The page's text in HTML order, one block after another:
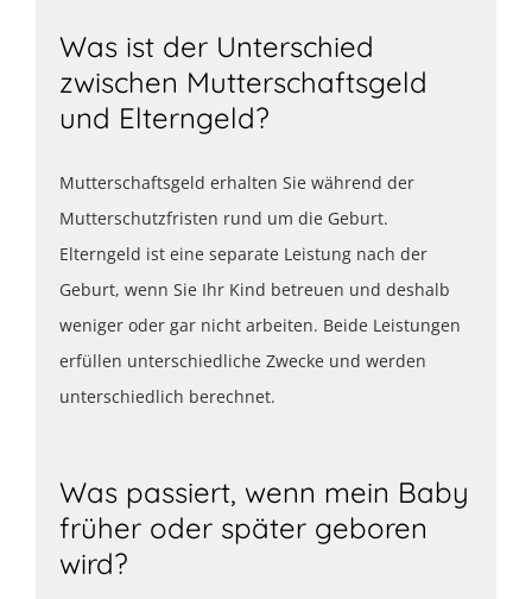
Was ist der Unterschied
zwischen Mutterschaftsgeld
und Elterngeld?
Mutterschaftsgeld erhalten Sie während der
Mutterschutzfristen rund um die Geburt.
Elterngeld ist eine separate Leistung nach der
Geburt, wenn Sie Ihr Kind betreuen und deshalb
weniger oder gar nicht arbeiten. Beide Leistungen
erfüllen unterschiedliche Zwecke und werden
unterschiedlich berechnet.
Was passiert, wenn mein Baby
früher oder später geboren
wird?